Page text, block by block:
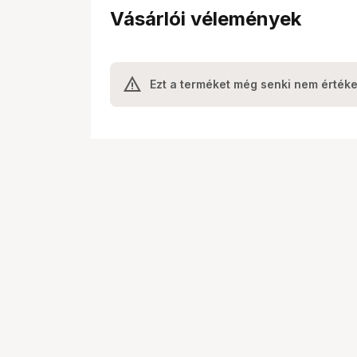
Vásárlói vélemények
Ezt a terméket még senki nem